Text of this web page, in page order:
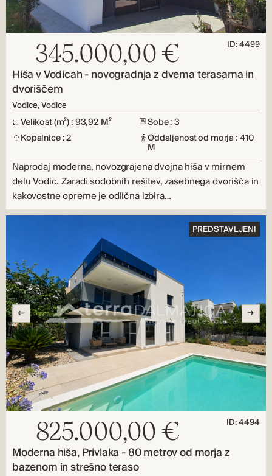
345.000,00 € ID: 4499
Hiša v Vodicah - novogradnja z dvema terasama in
dvoriščem
Vodice, Vodice
Velikost (m²) : 93,92 M²
Sobe : 3
Kopalnice : 2
Oddaljenost od morja : 410
M
Naprodaj moderna, novozgrajena dvojna hiša v mirnem
delu Vodic. Zaradi sodobnih rešitev, zasebnega dvorišča in
kakovostne opreme je odlična izbira…
PREDSTAVLJENI
825.000,00 € ID: 4494
Moderna hiša, Privlaka - 80 metrov od morja z
bazenom in strešno teraso